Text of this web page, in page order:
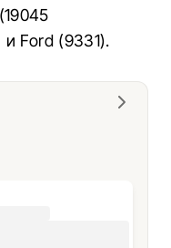
Ford (9331).